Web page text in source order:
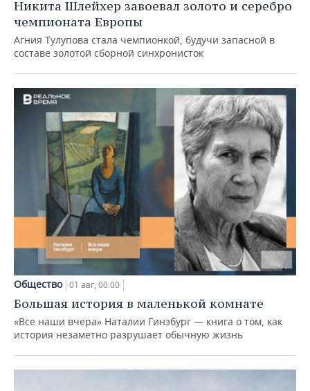
Никита Шлейхер завоевал золото и серебро
чемпионата Европы
Агния Тулупова стала чемпионкой, будучи запасной в
составе золотой сборной синхронисток
Общество 01 авг, 00:00
Большая история в маленькой комнате
«Все наши вчера» Наталии Гинзбург — книга о том, как
история незаметно разрушает обычную жизнь